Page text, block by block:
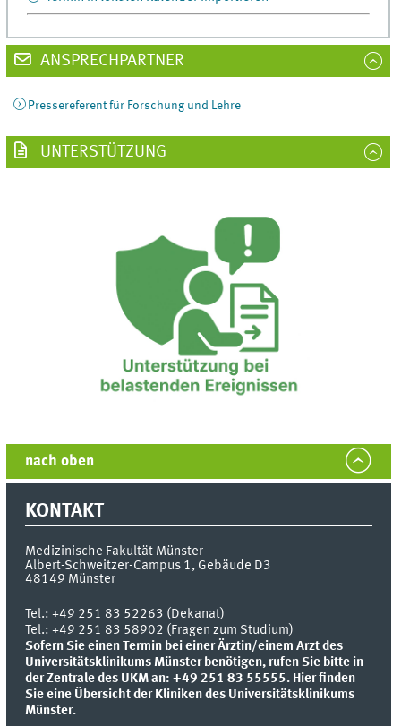
ANSPRECHPARTNER
Pressereferent für Forschung und Lehre
UNTERSTÜTZUNG
nach oben
KONTAKT
Medizinische Fakultät Münster
Albert-Schweitzer-Campus 1, Gebäude D3
48149 Münster
Tel.:+49 251 83 52263 (Dekanat)
Tel.: +49 251 83 58902 (Fragen zum Studium)
Sofern Sie einen Termin bei einer Ärztin/einem Arzt des
Universitätsklinikums Münster benötigen, rufen Sie bitte in
der Zentrale des UKM an: +49 251 83 55555. Hier finden
Sie eine Übersicht der Kliniken des Universitätsklinikums
Münster.